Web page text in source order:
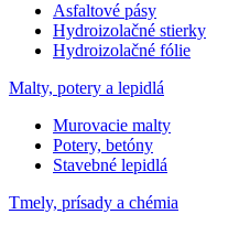
Asfaltové pásy
Hydroizolačné stierky
Hydroizolačné fólie
Malty, potery a lepidlá
Murovacie malty
Potery, betóny
Stavebné lepidlá
Tmely, prísady a chémia